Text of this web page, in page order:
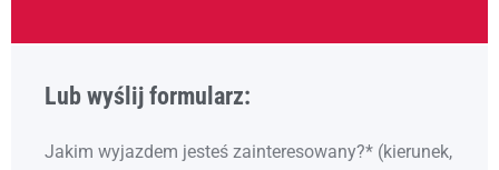
Lub wyślij formularz:
Jakim wyjazdem jesteś zainteresowany?* (kierunek,